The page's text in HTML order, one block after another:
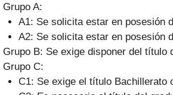
Grupo A:
A1: Se solicita estar en posesión
A2: Se solicita estar en posesión
Grupo B: Se exige disponer del título
Grupo C:
C1: Se exige el título Bachillerato